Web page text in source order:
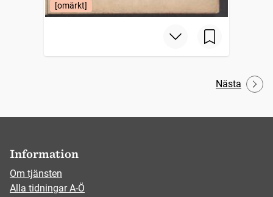
[omärkt]
Nästa
Information
Om tjänsten
Alla tidningar A-Ö